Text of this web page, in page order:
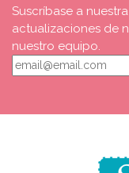
Suscríbase a
actualizaciones de
nuestro equipo.